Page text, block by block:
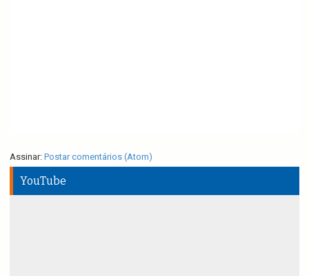
Assinar: Postar comentários (Atom)
YouTube